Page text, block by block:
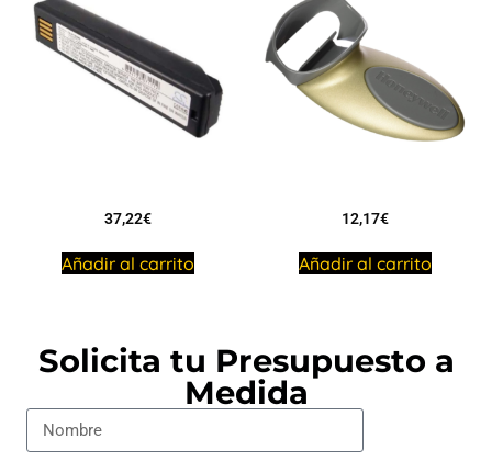
37,22€
Añadir al carrito
12,17€
Añadir al carrito
Solicita tu Presupuesto a
Medida